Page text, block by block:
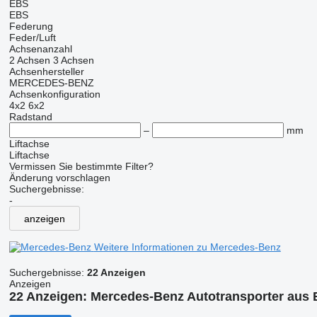
EBS
EBS
Federung
Feder/Luft
Achsenanzahl
2 Achsen 3 Achsen
Achsenhersteller
MERCEDES-BENZ
Achsenkonfiguration
4x2 6x2
Radstand
–
mm
Liftachse
Liftachse
Vermissen Sie bestimmte Filter?
Änderung vorschlagen
Suchergebnisse:
-
anzeigen
Weitere Informationen zu Mercedes-Benz
Suchergebnisse: 22 Anzeigen
Anzeigen
22 Anzeigen: Mercedes-Benz Autotransporter aus